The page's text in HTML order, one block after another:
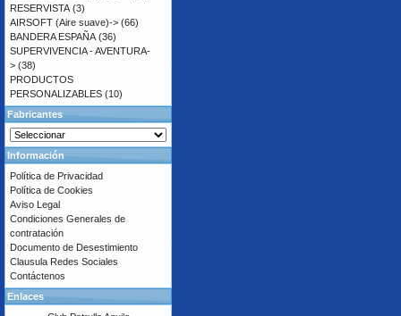
RESERVISTA (3)
AIRSOFT (Aire suave)-> (66)
BANDERA ESPAÑA (36)
SUPERVIVENCIA - AVENTURA-
> (38)
PRODUCTOS
PERSONALIZABLES (10)
Fabricantes
Información
Política de Privacidad
Política de Cookies
Aviso Legal
Condiciones Generales de
contratación
Documento de Desestimiento
Clausula Redes Sociales
Contáctenos
Enlaces